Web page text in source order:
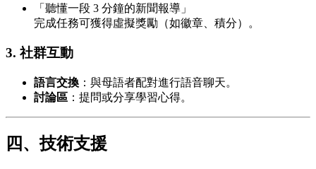
「聽懂一段 3 分鐘的新聞報導」
完成任務可獲得虛擬獎勵（如徽章、積分）。
3. 社群互動
語言交換 ：與母語者配對進行語音聊天。
討論區 ：提問或分享學習心得。
四、技術支援